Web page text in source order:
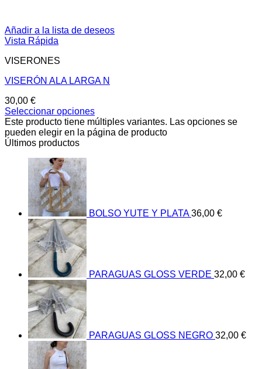
Añadir a la lista de deseos
Vista Rápida
VISERONES
VISERÓN ALA LARGA N
30,00 €
Seleccionar opciones
Este producto tiene múltiples variantes. Las opciones se
pueden elegir en la página de producto
Últimos productos
BOLSO YUTE Y PLATA 36,00 €
PARAGUAS GLOSS VERDE 32,00 €
PARAGUAS GLOSS NEGRO 32,00 €